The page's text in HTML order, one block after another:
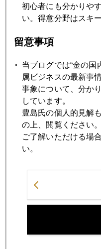
最後に、米国ＳＥＣ(証券
ごとに期末の運用資産を
という報告期限の日本時間
いたが、今回の保有残高は
ということのようだ。
なお、今週末（５月１９
http://www.mmc.co.jp/
（現在公開されていません
1月 2月 3月
初心者にも分かりや
い。得意分野はスキ
留意事項
当ブログでは“金の国
属ビジネスの最新事
事象について、分か
しています。
豊島氏の個人的見解
の上、閲覧ください。
ご了解いただける場
い。